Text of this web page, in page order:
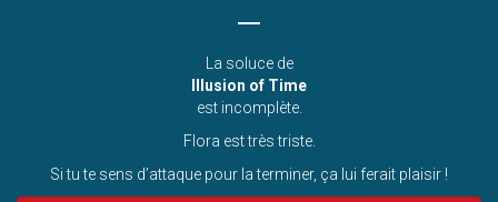
La soluce de
Illusion of Time
est incomplète.
Flora est très triste.
Si tu te sens d’attaque pour la terminer, ça lui ferait plaisir !